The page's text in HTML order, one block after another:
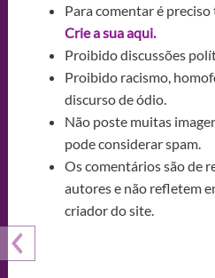
Para comentar é
Crie a sua aqui.
Proibido discussões
Proibido racismo,
discurso de ódio.
Não poste muitas
pode considerar spam.
Os comentários são de
autores e não refletem
criador do site.